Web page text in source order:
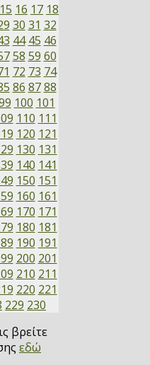
15 16 17 18
30 31 32
44 45 46
58 59 60
72 73 74
86 87 88
100 101
110 111
120 121
130 131
140 141
150 151
160 161
170 171
180 181
190 191
200 201
210 211
220 221
229 230
βρείτε
εδώ